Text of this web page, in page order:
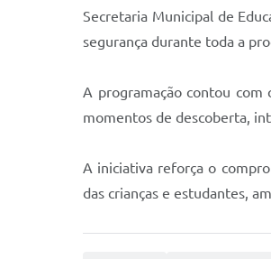
Secretaria Municipal de
segurança durante toda a
A programação contou com
momentos de descoberta,
A iniciativa reforça o
das crianças e estudantes,